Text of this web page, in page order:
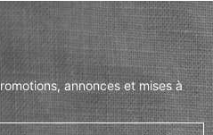
annonces et mises à